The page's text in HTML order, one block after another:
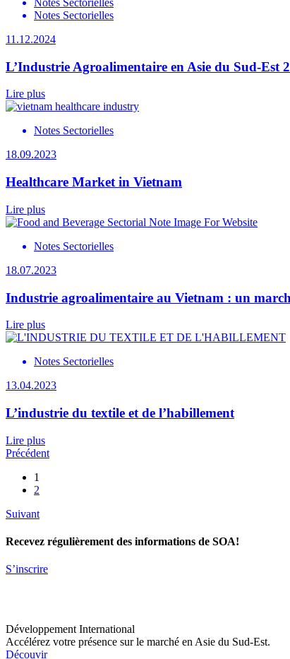
Notes Sectorielles
Notes Sectorielles
11.12.2024
L’Industrie Agroalimentaire en Asie du Sud-Est
Lire plus
Notes Sectorielles
18.09.2023
Healthcare Market in Vietnam
Lire plus
Notes Sectorielles
18.07.2023
Industrie agroalimentaire au Vietnam : un
Lire plus
Notes Sectorielles
13.04.2023
L’industrie du textile et de l’habillement
Lire plus
Précédent
1
2
Suivant
Recevez régulièrement des informations de SOA!
S’inscrire
Développement International
Accélérez votre présence sur le marché en Asie du Sud-Est.
Découvir